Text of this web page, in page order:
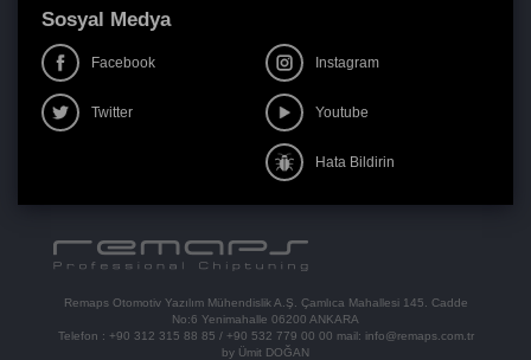
Sosyal Medya
Facebook Instagram
Twitter Youtube
Hata Bildirin
Remaps Otomotiv Yazılım Mühendislik A.Ş. Çamlıca Mahallesi 145. Cadde
No:6 Yenimahalle 06200 ANKARA
Telefon : +90 312 315 88 85 / +90 532 779 00 00 mail: info@remaps.com.tr
by Ümit DOĞAN